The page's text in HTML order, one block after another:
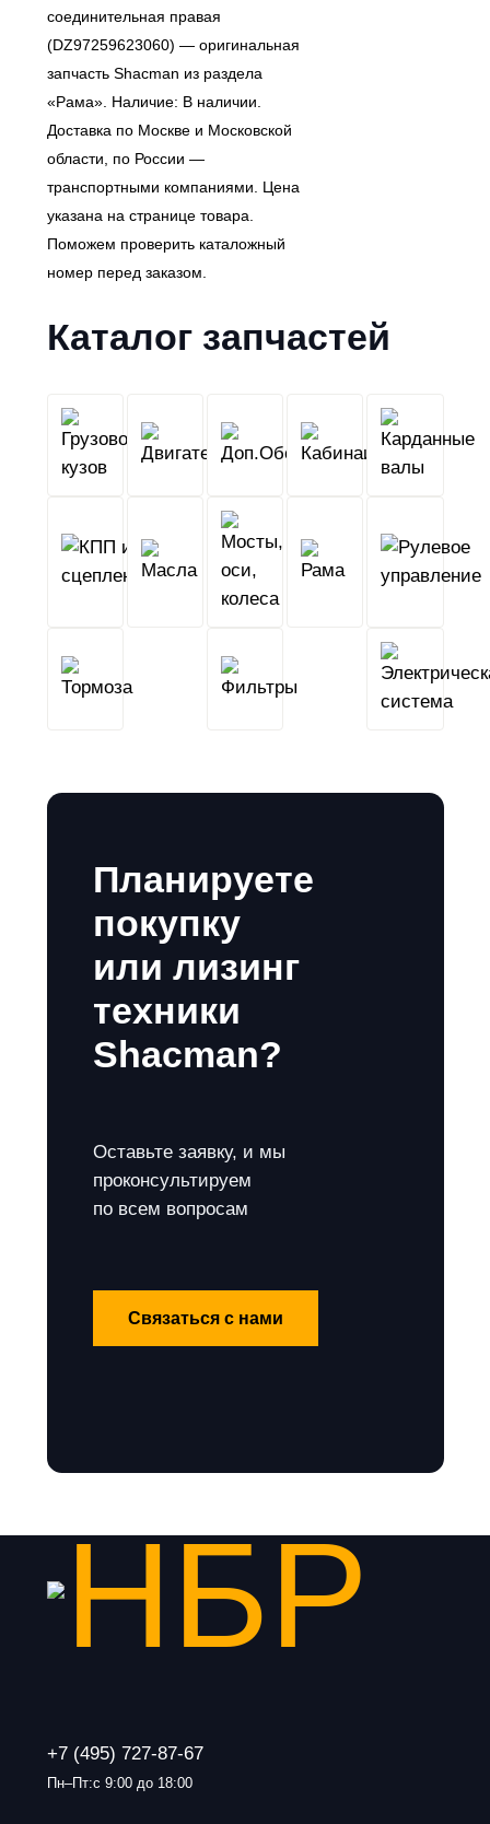
соединительная правая
(DZ97259623060) — оригинальная
запчасть Shacman из раздела
«Рама». Наличие: В наличии.
Доставка по Москве и Московской
области, по России —
транспортными компаниями. Цена
указана на странице товара.
Поможем проверить каталожный
номер перед заказом.
Каталог запчастей
Грузовой
кузов
Двигатель Кабина
КПП
и
сцепление
Масла
оси,
Рама
Тормоза Фильтры
Планируете
покупку
или лизинг
техники
Shacman?
Оставьте заявку, и мы
проконсультируем
по всем вопросам
Связаться с нами
+7 (495) 727-87-67
Пн–Пт:с 9:00 до 18:00